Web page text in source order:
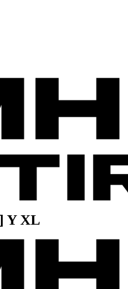
Y XL